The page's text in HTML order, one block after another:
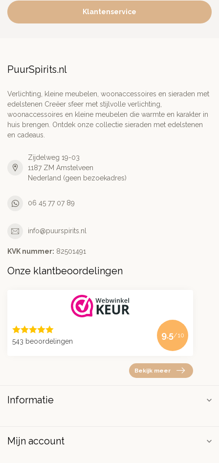
Klantenservice
PuurSpirits.nl
Verlichting, kleine meubelen, woonaccessoires en sieraden met
edelstenen Creëer sfeer met stijlvolle verlichting,
woonaccessoires en kleine meubelen die warmte en karakter in
huis brengen. Ontdek onze collectie sieraden met edelstenen
en cadeaus.
Zijdelweg 19-03
1187 ZM Amstelveen
Nederland (geen bezoekadres)
06 45 77 07 89
info@puurspirits.nl
KVK nummer: 82501491
Onze klantbeoordelingen
543 beoordelingen
9.5/10
Bekijk meer
Informatie
Mijn account